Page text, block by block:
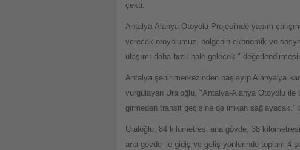
çekti.
Antalya-Alanya Otoyolu Projesi'nde yapım
verecek otoyolumuz, bölgenin ekonomik ve
ulaşımı daha hızlı hale gelecek."
Antalya şehir merkezinden başlayıp Alanya'ya
vurgulayan Uraloğlu, "Antalya-Alanya Otoyolu
girmeden transit geçişine de imkan sağlayacak."
Uraloğlu, 84 kilometresi ana gövde, 38
ana gövde ile gidiş ve geliş yönlerinde toplam 4